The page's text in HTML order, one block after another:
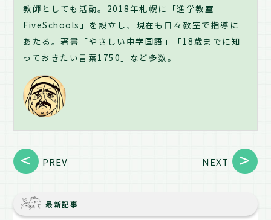
教師としても活動。2018年札幌に「進学教室
FiveSchools」を設立し、現在も日々教室で指導に
あたる。著書「やさしい中学国語」「18歳までに知
っておきたい言葉1750」など多数。
PREV NEXT
最新記事